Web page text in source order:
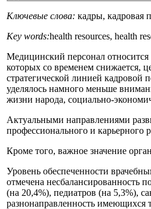
Ключевые слова: кадры, кадровая
Key words:health resources, health
Медицинский персонал
которых со временем снижается,
стратегической линией кадровой
уделялось намного меньше
жизни народа, социально-
Актуальными направлениями
профессионального и карьерного
Кроме того, важное значение
Уровень обеспеченности
отмечена несбалансированность
(на 20,4%), педиатров (на 5,3%),
разнонаправленность имеющихся